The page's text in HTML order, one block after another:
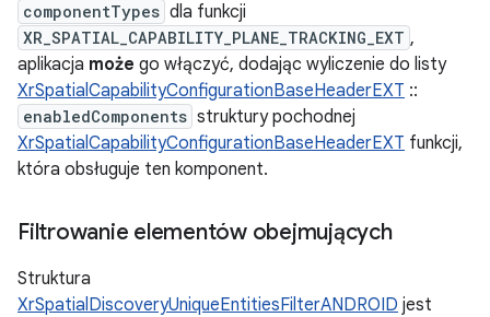
componentTypes dla funkcji
XR_SPATIAL_CAPABILITY_PLANE_TRACKING_EXT ,
aplikacja może go włączyć, dodając wyliczenie do listy
XrSpatialCapabilityConfigurationBaseHeaderEXT ::
enabledComponents struktury pochodnej
XrSpatialCapabilityConfigurationBaseHeaderEXT funkcji,
która obsługuje ten komponent.
Filtrowanie elementów obejmujących
Struktura
XrSpatialDiscoveryUniqueEntitiesFilterANDROID jest